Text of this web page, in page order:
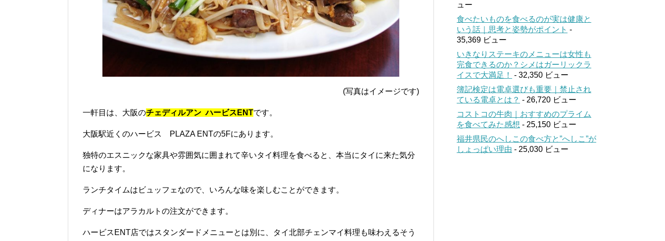
(写真はイメージです)
一軒目は、大阪のチェディルアン ハービスENTです。
大阪駅近くのハービス PLAZA ENTの5Fにあります。
独特のエスニックな家具や雰囲気に囲まれて辛いタイ料理を食べると、本当にタイに来た気分
になります。
ランチタイムはビュッフェなので、いろんな味を楽しむことができます。
ディナーはアラカルトの注文ができます。
ハービスENT店ではスタンダードメニューとは別に、タイ北部チェンマイ料理も味わえるそう
ュー
食べたいものを食べるのが実は健康と
いう話｜思考と姿勢がポイント -
35,369 ビュー
いきなりステーキのメニューは女性も
完食できるのか？シメはガーリックラ
イスで大満足！
- 32,350 ビュー
簿記検定は電卓選びも重要｜禁止され
ている電卓とは？ - 26,720 ビュー
コストコの牛肉｜おすすめのプライム
を食べてみた感想 - 25,150 ビュー
福井県民のへしこの食べ方と”へしこ”が
しょっぱい理由 - 25,030 ビュー